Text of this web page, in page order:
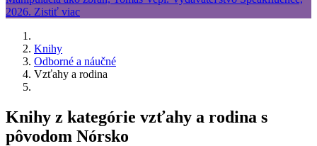
Knihy
Odborné a náučné
Vzťahy a rodina
Knihy z kategórie vzťahy a rodina s
pôvodom Nórsko